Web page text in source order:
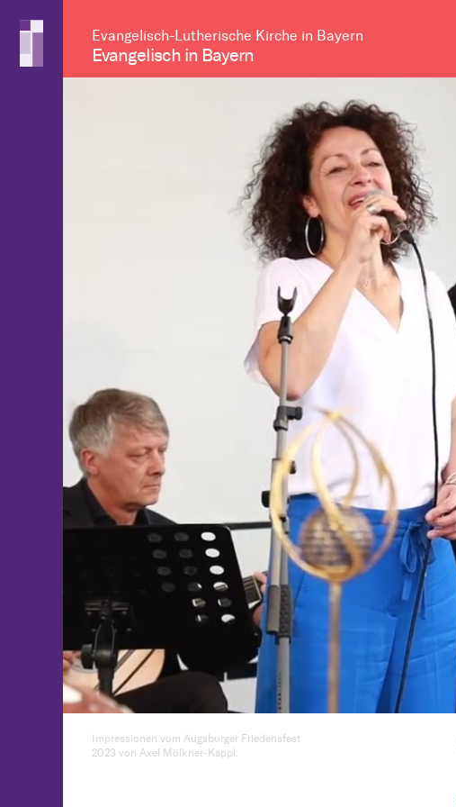
Evangelisch-Lutherische Kirche in Bayern
Evangelisch in Bayern
Impressionen vom Augsburger Friedensfest
2023 von Axel Mölkner-Kappl.